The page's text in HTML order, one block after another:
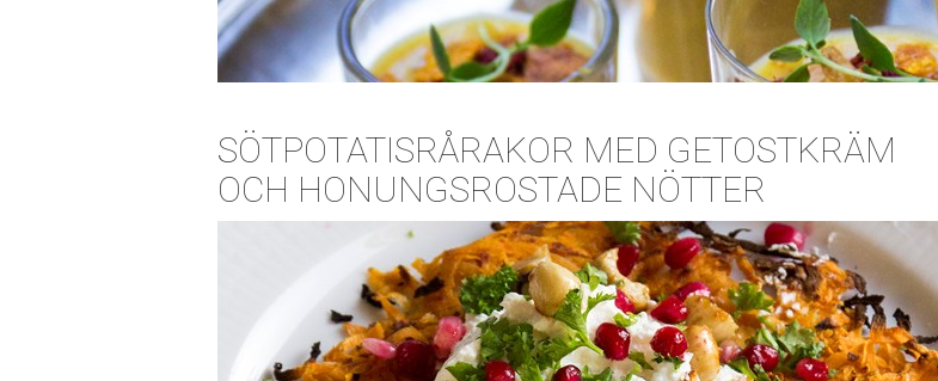
SÖTPOTATISRÅRAKOR MED GETOSTKRÄM
OCH HONUNGSROSTADE NÖTTER